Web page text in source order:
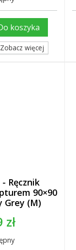
koszyka
Zobacz więcej
Ręcznik
90×90
Grey (M)
zł